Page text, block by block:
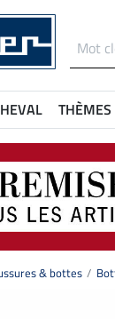
THÈMES
& bottes